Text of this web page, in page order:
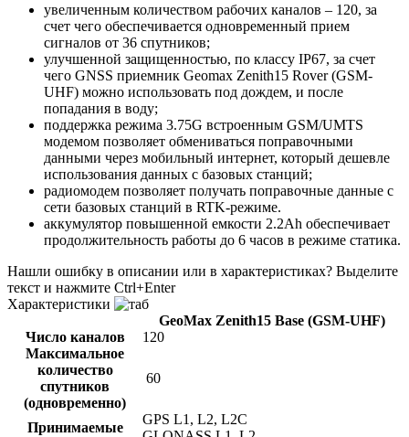
увеличенным количеством рабочих каналов – 120, за
счет чего обеспечивается одновременный прием
сигналов от 36 спутников;
улучшенной защищенностью, по классу IP67, за счет
чего GNSS приемник Geomax Zenith15 Rover (GSM-
UHF) можно использовать под дождем, и после
попадания в воду;
поддержка режима 3.75G встроенным GSM/UMTS
модемом позволяет обмениваться поправочными
данными через мобильный интернет, который дешевле
использования данных с базовых станций;
радиомодем позволяет получать поправочные данные с
сети базовых станций в RTK-режиме.
аккумулятор повышенной емкости 2.2Ah обеспечивает
продолжительность работы до 6 часов в режиме статика.
Нашли ошибку в описании или в характеристиках? Выделите
текст и нажмите Ctrl+Enter
Характеристики
GeoMax Zenith15 Base (GSM-UHF)
Число каналов
120
Максимальное
количество
спутников
(одновременно)
60
Принимаемые
GPS L1, L2, L2C